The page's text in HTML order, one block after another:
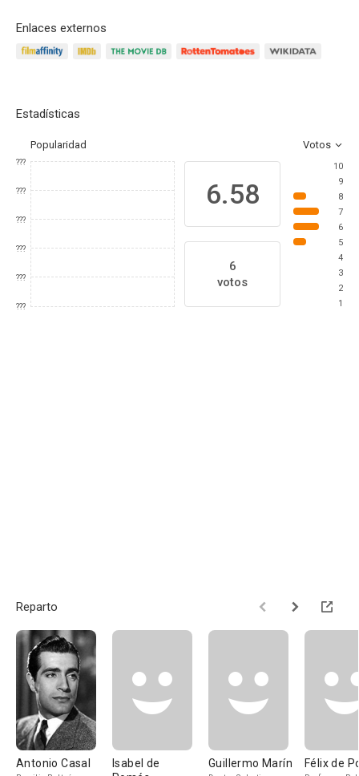
Enlaces externos
Estadísticas
Popularidad Votos
???
???
???
???
???
???
6.58
6
votos
10
9
8
7
6
5
4
3
2
1
Reparto
Antonio Casal
Isabel de
Guillermo Marín Félix de